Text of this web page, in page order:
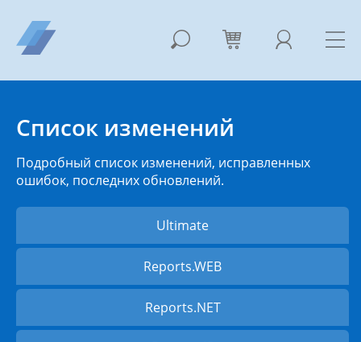
Список изменений
Подробный список изменений, исправленных
ошибок, последних обновлений.
Ultimate
Reports.WEB
Reports.NET